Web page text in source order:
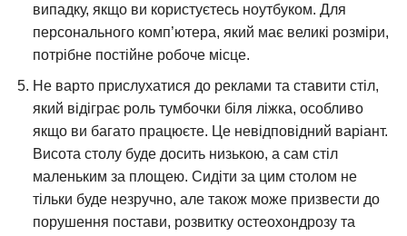
випадку, якщо ви користуєтесь ноутбуком. Для
персонального комп’ютера, який має великі розміри,
потрібне постійне робоче місце.
Не варто прислухатися до реклами та ставити стіл,
який відіграє роль тумбочки біля ліжка, особливо
якщо ви багато працюєте. Це невідповідний варіант.
Висота столу буде досить низькою, а сам стіл
маленьким за площею. Сидіти за цим столом не
тільки буде незручно, але також може призвести до
порушення постави, розвитку остеохондрозу та